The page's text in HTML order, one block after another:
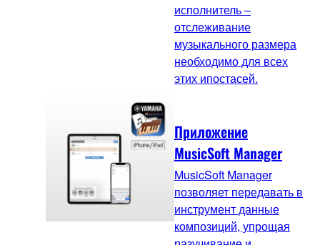
исполнитель –
отслеживание
музыкального размера
необходимо для всех
этих ипостасей.
Приложение
MusicSoft Manager
MusicSoft Manager
позволяет передавать в
инструмент данные
композиций, упрощая